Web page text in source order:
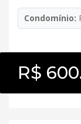
Condomínio:
R$